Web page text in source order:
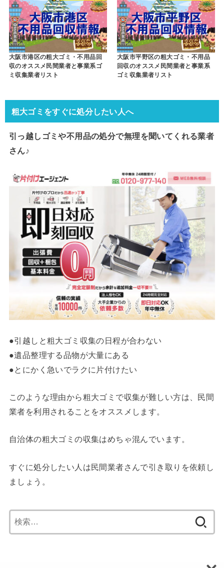
大阪市港区の粗大ゴミ・不用品回
収のオススメ民間業者と事業系ゴ
ミ収集業者リスト
大阪市平野区の粗大ゴミ・不用品
回収のオススメ民間業者と事業系
ゴミ収集業者リスト
粗大ゴミをすぐに処分したい人へ
引っ越しゴミや不用品の処分で無理を聞いてくれる業者
さん♪
●引越しと粗大ゴミ収集の日程が合わない
●遺品整理する品物が大量にある
●とにかく急いでラクに片付けたい
このような理由から粗大ゴミで収集が難しい方は、民間
業者を利用されることをオススメします。
自治体の粗大ゴミの収集はめちゃ混んでいます。
すぐに処分したい人は民間業者さんで引き取りを依頼し
ましょう。
索: